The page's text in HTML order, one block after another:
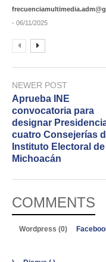
- 06/11/2025
NEWER POST
Aprueba INE
convocatoria para
designar
cuatro Consejerías
Instituto Electoral de
Michoacán
COMMENTS
Wordpress (0)